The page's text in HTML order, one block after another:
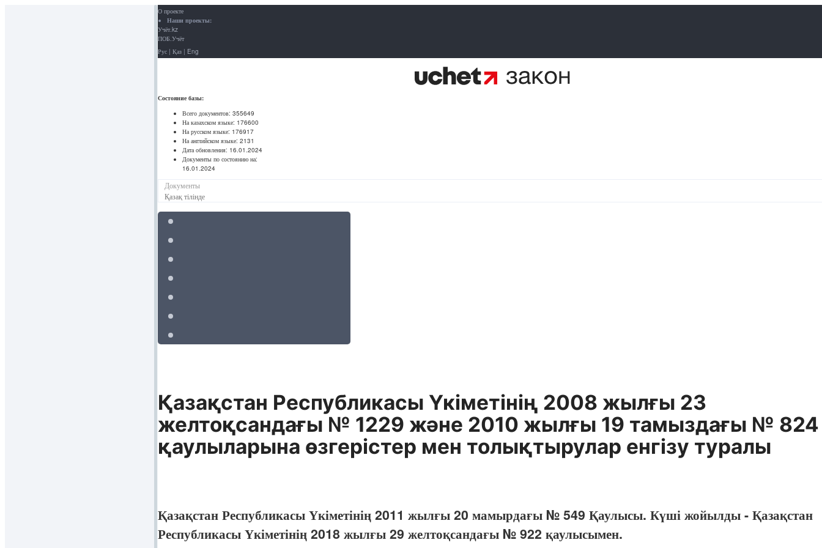
О проекте
Наши проекты:
Учёт.kz
ПОБ.Учёт
Рус | Қаз | Eng
Состояние базы:
Всего документов: 355649
На казахском языке: 176600
На русском языке: 176917
На английском языке: 2131
Дата обновления: 16.01.2024
Документы по состоянию на:
16.01.2024
Документы
Қазақ тілінде
Қазақстан Республикасы Үкіметінің 2008 жылғы 23
желтоқсандағы № 1229 және 2010 жылғы 19 тамыздағы № 824
қаулыларына өзгерістер мен толықтырулар енгізу туралы
Қазақстан Республикасы Үкіметінің 2011 жылғы 20 мамырдағы № 549 Қаулысы. Күші жойылды - Қазақстан
Республикасы Үкіметінің 2018 жылғы 29 желтоқсандағы № 922 қаулысымен.